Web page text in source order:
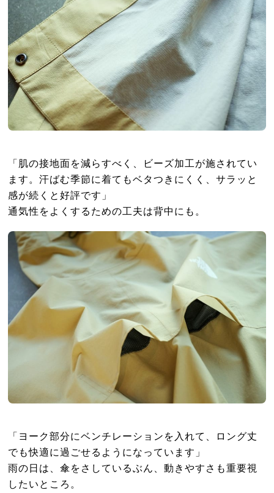
「肌の接地面を減らすべく、ビーズ加工が施されてい
ます。汗ばむ季節に着てもベタつきにくく、サラッと
感が続くと好評です」
通気性をよくするための工夫は背中にも。
「ヨーク部分にベンチレーションを入れて、ロング丈
でも快適に過ごせるようになっています」
雨の日は、傘をさしているぶん、動きやすさも重要視
したいところ。